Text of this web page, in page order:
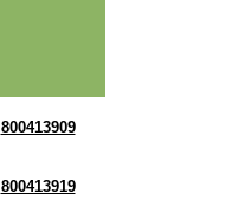
800413909
800413919